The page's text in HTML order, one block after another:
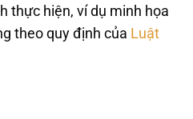
thực hiện, ví dụ minh họa
theo quy định của Luật